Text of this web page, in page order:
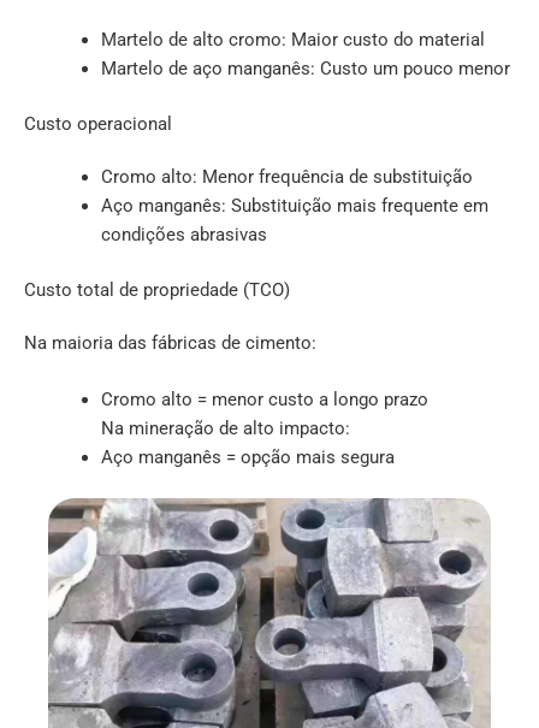
Martelo de alto cromo: Maior custo do material
Martelo de aço manganês: Custo um pouco menor
Custo operacional
Cromo alto: Menor frequência de substituição
Aço manganês: Substituição mais frequente em
condições abrasivas
Custo total de propriedade (TCO)
Na maioria das fábricas de cimento:
Cromo alto = menor custo a longo prazo
Na mineração de alto impacto:
Aço manganês = opção mais segura